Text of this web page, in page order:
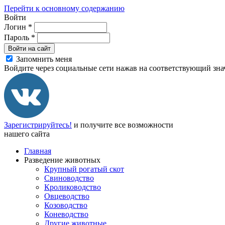
Перейти к основному содержанию
Войти
Логин *
Пароль *
Войти на сайт
Запомнить меня
Войдите через социальные сети нажав на соответствующий
Зарегистрируйтесь! и получите все возможности
нашего сайта
Главная
Разведение животных
Крупный рогатый скот
Свиноводство
Кролиководство
Овцеводство
Козоводство
Коневодство
Другие животные